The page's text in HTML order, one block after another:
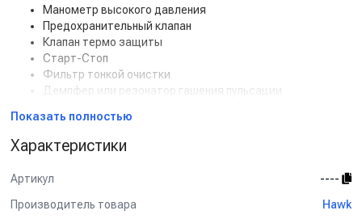
Манометр высокого давления
Предохранительный клапан
Клапан термо защиты
Старт-Стоп
Фильтр тонкой очистки
Демпфер или резонатор гашения пульсации
Пульт дистанционного управления на 24V
Показать полностью
Характеристики
Артикул
----
Производитель товара
Hawk